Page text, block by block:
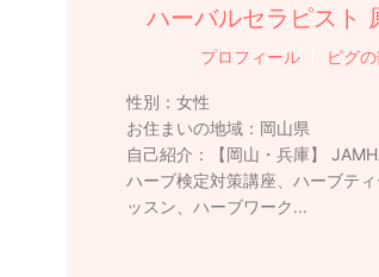
ハーバルセラピスト
プロフィール ピグ
性別： 女性
お住まいの地域： 岡山県
自己紹介：
【岡山・兵庫】
ハーブ検定対策講座、ハーブテ
ッスン、ハーブワーク...